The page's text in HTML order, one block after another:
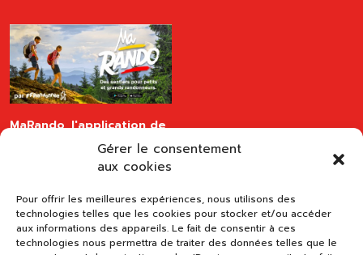
Gérer le consentement
aux cookies
Pour offrir les meilleures expériences, nous utilisons des
technologies telles que les cookies pour stocker et/ou accéder
aux informations des appareils. Le fait de consentir à ces
technologies nous permettra de traiter des données telles que le
MaRando, l'application de
la FFRandonnée
disponible sur les stores